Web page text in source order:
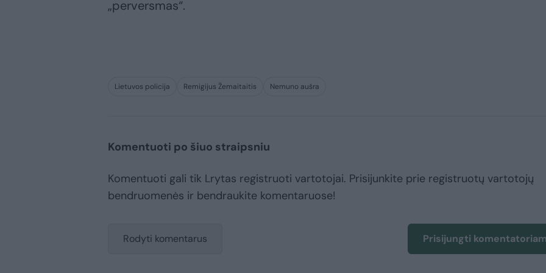
„perversmas“.
Lietuvos policija Remigijus Žemaitaitis Nemuno aušra
Komentuoti po šiuo straipsniu
Komentuoti gali tik Lrytas registruoti vartotojai. Prisijunkite prie registruotų vartotojų
bendruomenės ir bendraukite komentaruose!
Rodyti komentarus Prisijungti